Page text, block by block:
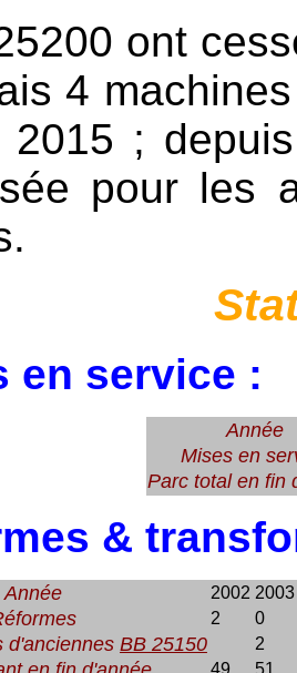
ont
4
2015 ;
pour les
en service :
Année
Mises en
Parc total en fin
&
Année 2002 2003
2 0
d'anciennes BB 25150 2
49 51